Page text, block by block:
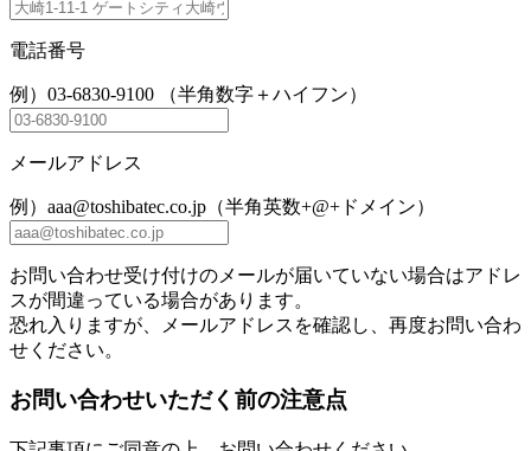
電話番号
例）03-6830-9100 （半角数字＋ハイフン）
メールアドレス
例）aaa@toshibatec.co.jp（半角英数+@+ドメイン）
お問い合わせ受け付けのメールが届いていない場合はアドレ
スが間違っている場合があります。
恐れ入りますが、メールアドレスを確認し、再度お問い合わ
せください。
お問い合わせいただく前の注意点